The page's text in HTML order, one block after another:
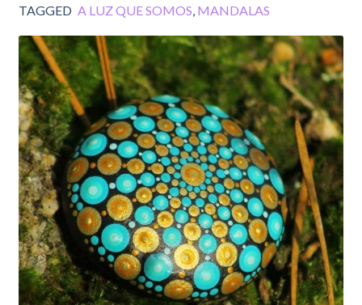
TAGGED A LUZ QUE SOMOS MANDALAS